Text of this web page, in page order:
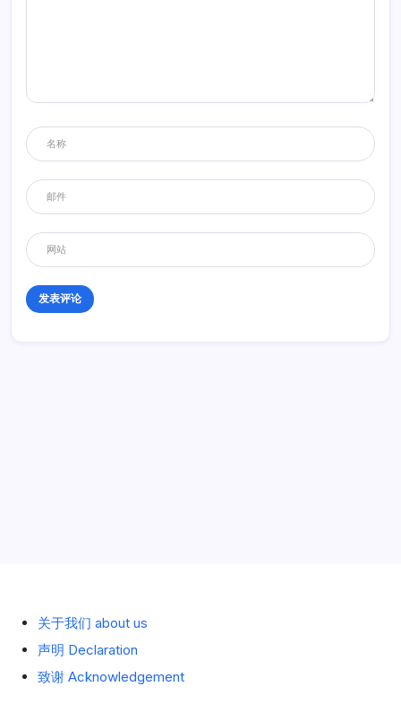
关于我们 about us
声明 Declaration
致谢 Acknowledgement